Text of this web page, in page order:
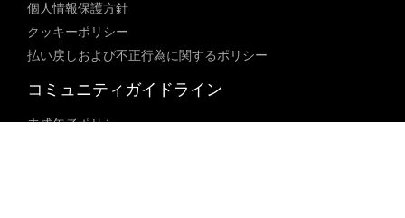
個人情報保護方針
クッキーポリシー
払い戻しおよび不正行為に関するポリシー
コミュニティガイドライン
未成年者ポリシー